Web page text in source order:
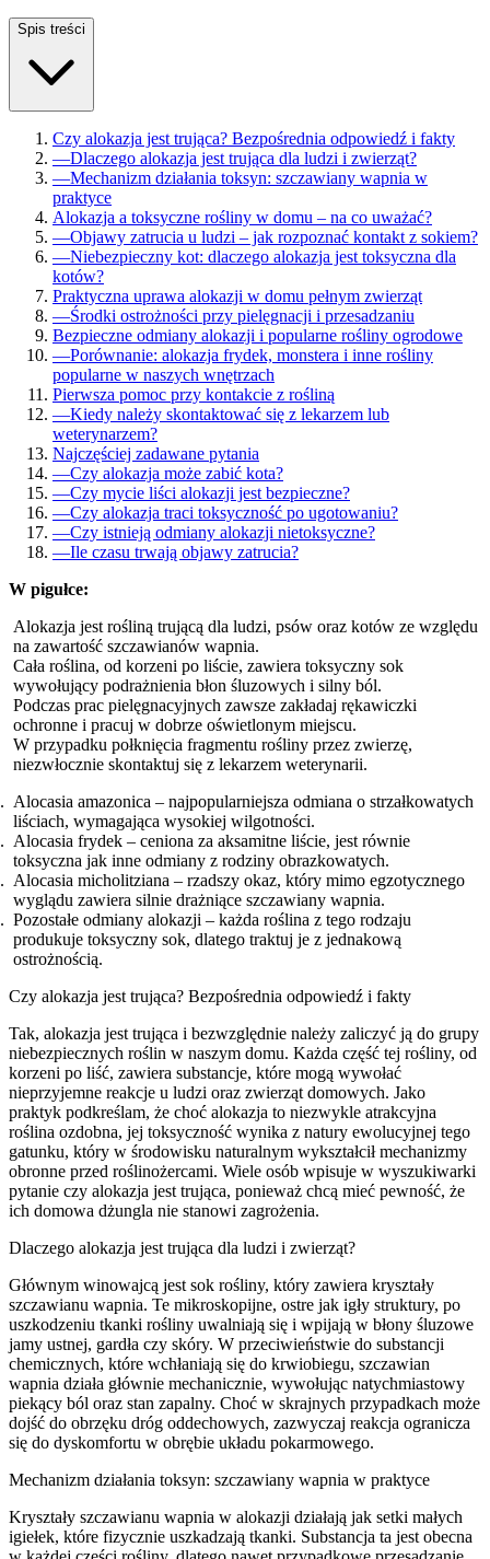
Spis treści
Czy alokazja jest trująca? Bezpośrednia odpowiedź i fakty
—Dlaczego alokazja jest trująca dla ludzi i zwierząt?
—Mechanizm działania toksyn: szczawiany wapnia w
praktyce
Alokazja a toksyczne rośliny w domu – na co uważać?
—Objawy zatrucia u ludzi – jak rozpoznać kontakt z sokiem?
—Niebezpieczny kot: dlaczego alokazja jest toksyczna dla
kotów?
Praktyczna uprawa alokazji w domu pełnym zwierząt
—Środki ostrożności przy pielęgnacji i przesadzaniu
Bezpieczne odmiany alokazji i popularne rośliny ogrodowe
—Porównanie: alokazja frydek, monstera i inne rośliny
popularne w naszych wnętrzach
Pierwsza pomoc przy kontakcie z rośliną
—Kiedy należy skontaktować się z lekarzem lub
weterynarzem?
Najczęściej zadawane pytania
—Czy alokazja może zabić kota?
—Czy mycie liści alokazji jest bezpieczne?
—Czy alokazja traci toksyczność po ugotowaniu?
—Czy istnieją odmiany alokazji nietoksyczne?
—Ile czasu trwają objawy zatrucia?
W pigułce:
Alokazja jest rośliną trującą dla ludzi, psów oraz kotów ze względu
na zawartość szczawianów wapnia.
Cała roślina, od korzeni po liście, zawiera toksyczny sok
wywołujący podrażnienia błon śluzowych i silny ból.
Podczas prac pielęgnacyjnych zawsze zakładaj rękawiczki
ochronne i pracuj w dobrze oświetlonym miejscu.
W przypadku połknięcia fragmentu rośliny przez zwierzę,
niezwłocznie skontaktuj się z lekarzem weterynarii.
Alocasia amazonica – najpopularniejsza odmiana o strzałkowatych
liściach, wymagająca wysokiej wilgotności.
Alocasia frydek – ceniona za aksamitne liście, jest równie
toksyczna jak inne odmiany z rodziny obrazkowatych.
Alocasia micholitziana – rzadszy okaz, który mimo egzotycznego
wyglądu zawiera silnie drażniące szczawiany wapnia.
Pozostałe odmiany alokazji – każda roślina z tego rodzaju
produkuje toksyczny sok, dlatego traktuj je z jednakową
ostrożnością.
Czy alokazja jest trująca? Bezpośrednia odpowiedź i fakty
Tak, alokazja jest trująca i bezwzględnie należy zaliczyć ją do grupy
niebezpiecznych roślin w naszym domu. Każda część tej rośliny, od
korzeni po liść, zawiera substancje, które mogą wywołać
nieprzyjemne reakcje u ludzi oraz zwierząt domowych. Jako
praktyk podkreślam, że choć alokazja to niezwykle atrakcyjna
roślina ozdobna, jej toksyczność wynika z natury ewolucyjnej tego
gatunku, który w środowisku naturalnym wykształcił mechanizmy
obronne przed roślinożercami. Wiele osób wpisuje w wyszukiwarki
pytanie czy alokazja jest trująca, ponieważ chcą mieć pewność, że
ich domowa dżungla nie stanowi zagrożenia.
Dlaczego alokazja jest trująca dla ludzi i zwierząt?
Głównym winowajcą jest sok rośliny, który zawiera kryształy
szczawianu wapnia. Te mikroskopijne, ostre jak igły struktury, po
uszkodzeniu tkanki rośliny uwalniają się i wpijają w błony śluzowe
jamy ustnej, gardła czy skóry. W przeciwieństwie do substancji
chemicznych, które wchłaniają się do krwiobiegu, szczawian
wapnia działa głównie mechanicznie, wywołując natychmiastowy
piekący ból oraz stan zapalny. Choć w skrajnych przypadkach może
dojść do obrzęku dróg oddechowych, zazwyczaj reakcja ogranicza
się do dyskomfortu w obrębie układu pokarmowego.
Mechanizm działania toksyn: szczawiany wapnia w praktyce
Kryształy szczawianu wapnia w alokazji działają jak setki małych
igiełek, które fizycznie uszkadzają tkanki. Substancja ta jest obecna